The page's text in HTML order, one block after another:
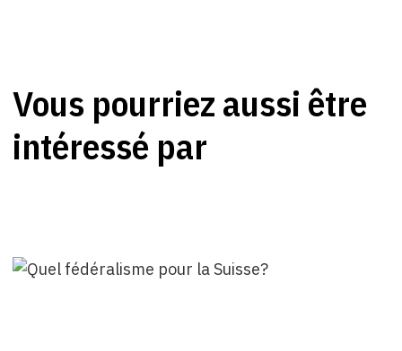
Vous pourriez aussi être
intéressé par